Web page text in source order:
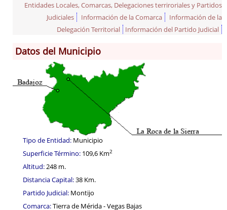
Información General
Historia
Monumentos
Gastronomía
Turismo
Población
Corporación
Correo-e gratis
Códigos para FACe
Entidades Locales, Comarcas, Delegaciones terriroriales y Partidos
Judiciales
Información de la Comarca
Información de la
Delegación Territorial
Información del Partido Judicial
Datos del Municipio
Tipo de Entidad: Municipio
Superficie Término: 109,6 Km2
Altitud:248 m.
Distancia Capital:38 Km.
Partido Judicial: Montijo
Comarca:Tierra de Mérida - Vegas Bajas